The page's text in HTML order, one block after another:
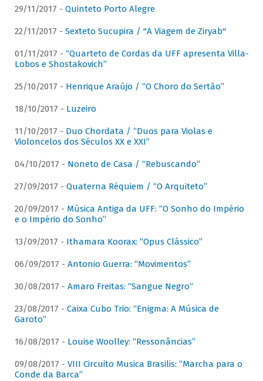
29/11/2017 - Quinteto Porto Alegre
22/11/2017 - Sexteto Sucupira / "A Viagem de Ziryab"
01/11/2017 - “Quarteto de Cordas da UFF apresenta Villa-
Lobos e Shostakovich”
25/10/2017 - Henrique Araújo / “O Choro do Sertão”
18/10/2017 - Luzeiro
11/10/2017 - Duo Chordata / “Duos para Violas e
Violoncelos dos Séculos XX e XXI”
04/10/2017 - Noneto de Casa / “Rebuscando”
27/09/2017 - Quaterna Réquiem / “O Arquiteto”
20/09/2017 - Música Antiga da UFF: “O Sonho do Império
e o Império do Sonho”
13/09/2017 - Ithamara Koorax: “Opus Clássico”
06/09/2017 - Antonio Guerra: “Movimentos”
30/08/2017 - Amaro Freitas: “Sangue Negro”
23/08/2017 - Caixa Cubo Trio: “Enigma: A Música de
Garoto”
16/08/2017 - Louise Woolley: “Ressonâncias”
09/08/2017 - VIII Circuito Musica Brasilis: “Marcha para o
Conde da Barca”